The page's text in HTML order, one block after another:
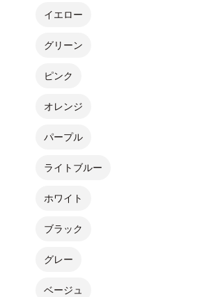
イエロー
グリーン
ピンク
オレンジ
パープル
ライトブルー
ホワイト
ブラック
グレー
ベージュ